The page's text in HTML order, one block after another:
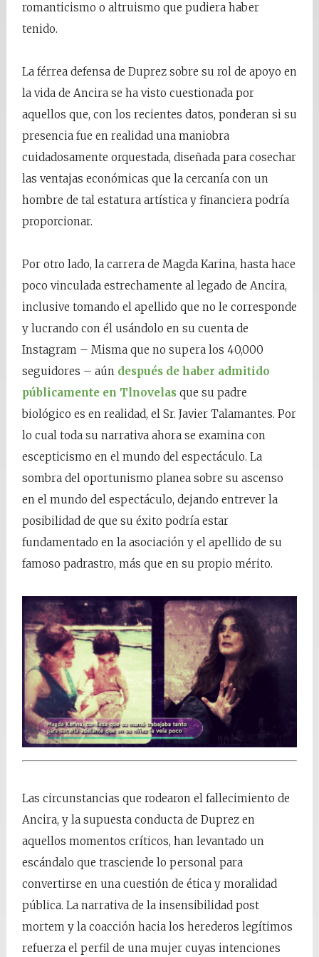
romanticismo o altruismo que pudiera haber
tenido.
La férrea defensa de Duprez sobre su rol de apoyo en
la vida de Ancira se ha visto cuestionada por
aquellos que, con los recientes datos, ponderan si su
presencia fue en realidad una maniobra
cuidadosamente orquestada, diseñada para cosechar
las ventajas económicas que la cercanía con un
hombre de tal estatura artística y financiera podría
proporcionar.
Por otro lado, la carrera de Magda Karina, hasta hace
poco vinculada estrechamente al legado de Ancira,
inclusive tomando el apellido que no le corresponde
y lucrando con él usándolo en su cuenta de
Instagram – Misma que no supera los 40,000
seguidores – aún después de haber admitido
públicamente en Tlnovelasque su padre
biológico es en realidad, el Sr. Javier Talamantes. Por
lo cual toda su narrativa ahora se examina con
escepticismo en el mundo del espectáculo. La
sombra del oportunismo planea sobre su ascenso
en el mundo del espectáculo, dejando entrever la
posibilidad de que su éxito podría estar
fundamentado en la asociación y el apellido de su
famoso padrastro, más que en su propio mérito.
Las circunstancias que rodearon el fallecimiento de
Ancira, y la supuesta conducta de Duprez en
aquellos momentos críticos, han levantado un
escándalo que trasciende lo personal para
convertirse en una cuestión de ética y moralidad
pública. La narrativa de la insensibilidad post
mortem y la coacción hacia los herederos legítimos
refuerza el perfil de una mujer cuyas intenciones